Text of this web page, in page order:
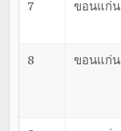
7 ขอนแก่น
8 ขอนแก่น